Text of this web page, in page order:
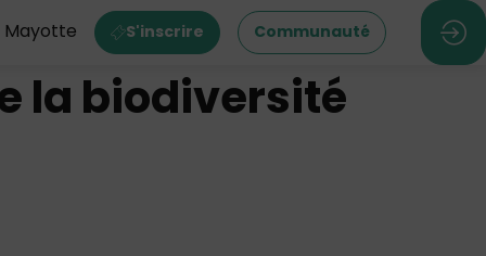
Mayotte S'inscrire Communauté
la biodiversité